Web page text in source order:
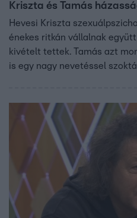
Kriszta és Tamás
Hevesi Kriszta
énekes ritkán vállalnak
kivételt tettek. Tamás azt
is egy nagy nevetéssel